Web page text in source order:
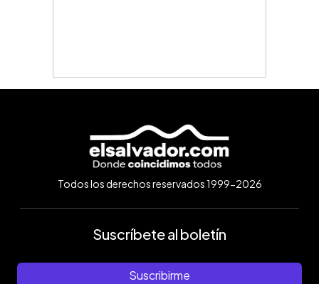
Todos los derechos reservados 1999-2026
Suscríbete al boletín
Suscribirme